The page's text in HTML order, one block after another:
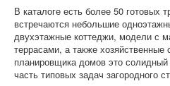
В каталоге есть более 50 готовых
встречаются небольшие
двухэтажные коттеджи, модели с
террасами, а также
планировщика домов это
часть типовых задач загородного